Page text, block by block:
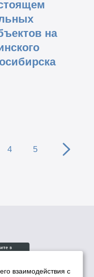
на
4 5
взаимодействия с